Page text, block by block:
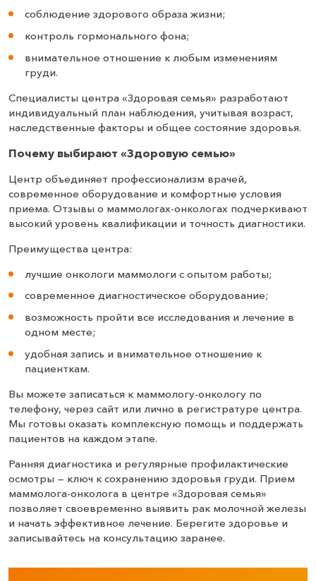
соблюдение здорового образа жизни;
контроль гормонального фона;
внимательное отношение к любым изменениям
груди.
Специалисты центра «Здоровая семья» разработают
индивидуальный план наблюдения, учитывая возраст,
наследственные факторы и общее состояние здоровья.
Почему выбирают «Здоровую семью»
Центр объединяет профессионализм врачей,
современное оборудование и комфортные условия
приема. Отзывы о маммологах-онкологах подчеркивают
высокий уровень квалификации и точность диагностики.
Преимущества центра:
лучшие онкологи маммологи с опытом работы;
современное диагностическое оборудование;
возможность пройти все исследования и лечение в
одном месте;
удобная запись и внимательное отношение к
пациенткам.
Вы можете записаться к маммологу-онкологу по
телефону, через сайт или лично в регистратуре центра.
Мы готовы оказать комплексную помощь и поддержать
пациентов на каждом этапе.
Ранняя диагностика и регулярные профилактические
осмотры — ключ к сохранению здоровья груди. Прием
маммолога-онколога в центре «Здоровая семья»
позволяет своевременно выявить рак молочной железы
и начать эффективное лечение. Берегите здоровье и
записывайтесь на консультацию заранее.